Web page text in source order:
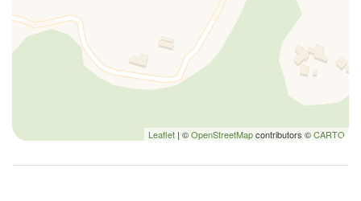
Piatti
Piatti e ciotole
Piatti e Posate
TV
TV
Leaflet | ©OpenStreetMapcontributors ©CARTO